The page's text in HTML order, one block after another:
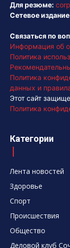
Для резюме:
Сетевое
Связаться по
Информация об
Политика
Политика
данных и
Этот сайт
Политика
Категории
Лента новостей
Здоровье
Спорт
Происшествия
Общество
Деловой клуб